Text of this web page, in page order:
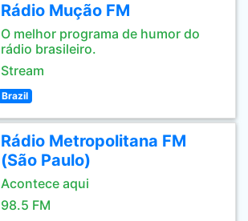
Rádio Mução FM
O melhor programa de humor do
rádio brasileiro.
Stream
Brazil
Rádio Metropolitana FM
(São Paulo)
Acontece aqui
98.5 FM